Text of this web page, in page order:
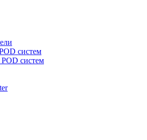
систем
систем